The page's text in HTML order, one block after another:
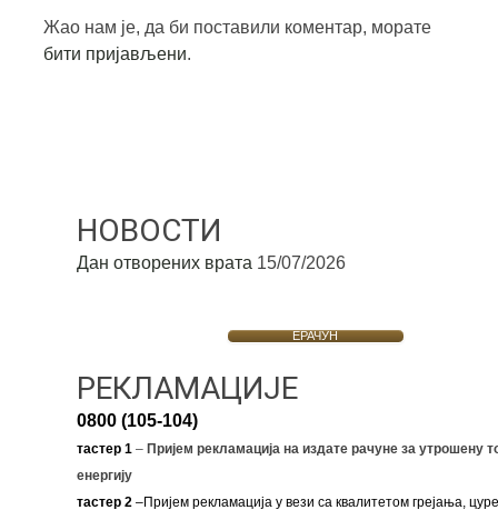
Жао нам је, да би поставили коментар, морате
бити пријављени.
НОВОСТИ
Дан отворених врата 15/07/2026
ЕРАЧУН
РЕКЛАМАЦИЈЕ
0800 (105-104)
тастер 1–Пријем рекламација на издате рачуне за утрошену
енергију
тастер 2–Пријем рекламација у вези са квалитетом грејања,